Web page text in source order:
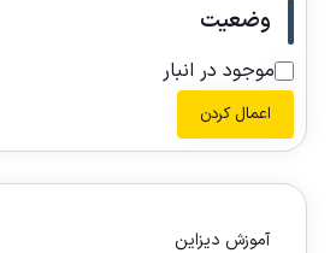
وضعیت
موجود در انبار
اعمال کردن
آموزش دیزاین